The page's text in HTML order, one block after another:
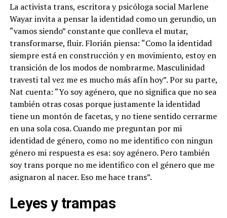
La activista trans, escritora y psicóloga social Marlene
Wayar invita a pensar la identidad como un gerundio, un
“vamos siendo” constante que conlleva el mutar,
transformarse, fluir. Florián piensa: “Como la identidad
siempre está en construcción y en movimiento, estoy en
transición de los modos de nombrarme. Masculinidad
travesti tal vez me es mucho más afín hoy”. Por su parte,
Nat cuenta: “Yo soy agénero, que no significa que no sea
también otras cosas porque justamente la identidad
tiene un montón de facetas, y no tiene sentido cerrarme
en una sola cosa. Cuando me preguntan por mi
identidad de género, como no me identifico con ningun
género mi respuesta es esa: soy agénero. Pero también
soy trans porque no me identifico con el género que me
asignaron al nacer. Eso me hace trans”.
Leyes y trampas